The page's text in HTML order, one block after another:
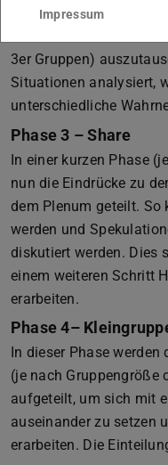
Für die nächste Phase
3er Gruppen)
Situationen analysiert,
unterschiedliche
Phase 3 – Share
In einer kurzen Phase
nun die Eindrücke zu
dem Plenum geteilt. So
werden und
diskutiert werden. Dies
einem weiteren Schritt
erarbeiten.
Phase 4–
In dieser Phase werden
(je nach Gruppengröße
aufgeteilt, um sich mit
auseinander zu setzen
erarbeiten. Die
Impressum